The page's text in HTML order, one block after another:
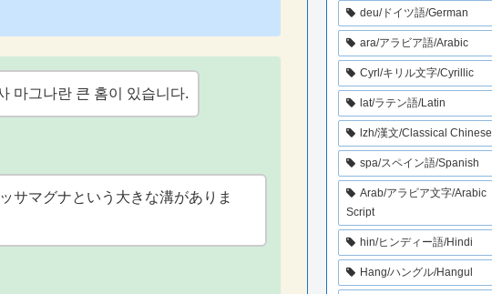
마그나란 큰 홈이 있습니다.
サマグナという大きな溝がありま
deu/ドイツ語/German
ara/アラビア語/Arabic
Cyrl/キリル文字/Cyrillic
lat/ラテン語/Latin
lzh/漢文/Classical Chinese
spa/スペイン語/Spanish
Arab/アラビア文字/Arabic
Script
hin/ヒンディー語/Hindi
Hang/ハングル/Hangul